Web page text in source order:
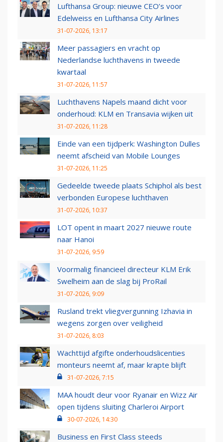
Lufthansa Group: nieuwe CEO’s voor
Edelweiss en Lufthansa City Airlines
31-07-2026, 13:17
Meer passagiers en vracht op
Nederlandse luchthavens in tweede
kwartaal
31-07-2026, 11:57
Luchthavens Napels maand dicht voor
onderhoud: KLM en Transavia wijken uit
31-07-2026, 11:28
Einde van een tijdperk: Washington Dulles
neemt afscheid van Mobile Lounges
31-07-2026, 11:25
Gedeelde tweede plaats Schiphol als best
verbonden Europese luchthaven
31-07-2026, 10:37
LOT opent in maart 2027 nieuwe route
naar Hanoi
31-07-2026, 9:59
Voormalig financieel directeur KLM Erik
Swelheim aan de slag bij ProRail
31-07-2026, 9:09
Rusland trekt vliegvergunning Izhavia in
wegens zorgen over veiligheid
31-07-2026, 8:03
Wachttijd afgifte onderhoudslicenties
monteurs neemt af, maar krapte blijft
31-07-2026, 7:15
MAA houdt deur voor Ryanair en Wizz Air
open tijdens sluiting Charleroi Airport
30-07-2026, 14:30
Business en First Class steeds